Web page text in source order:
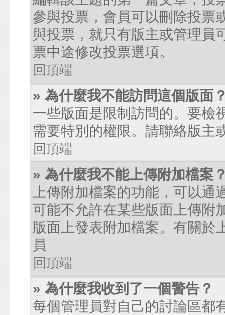
參與投票，會員可以刪除投票
與投票，就只有版主或管理員
票中途修改投票選項。
回頂端
» 為什麼我不能訪問這個版面
一些版面是限制訪問的。要檢
需要特別的權限。請聯絡版主
回頂端
» 為什麼我不能上傳附加檔案
上傳附加檔案的功能，可以
可能不允許在某些版面上傳附
版面上發表附加檔案。有關於
員
回頂端
» 為什麼我收到了一個警告？
每個管理員對自己的討論區都